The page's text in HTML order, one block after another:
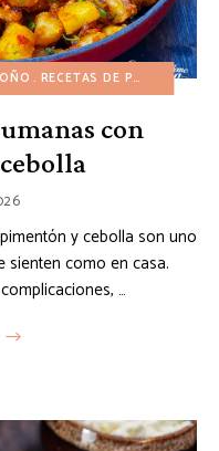
RECETAS DE PAPA
con
y cebolla son uno
sienten como en casa.
…